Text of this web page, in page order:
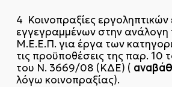
4 Κοινοπραξίες εργοληπτικών
εγγεγραμμένων στην ανάλογη
Μ.Ε.Ε.Π. για έργα των
τις προϋποθέσεις της παρ. 10
του Ν. 3669/08 (ΚΔΕ) (
λόγω κοινοπραξίας).